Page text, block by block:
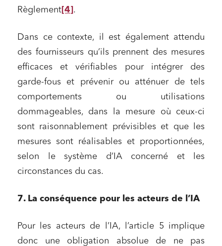
Règlement[4] .
Dans ce contexte, il est également attendu
des fournisseurs qu’ils prennent des mesures
efficaces et vérifiables pour intégrer des
garde-fous et prévenir ou atténuer de tels
comportements ou utilisations
dommageables, dans la mesure où ceux-ci
sont raisonnablement prévisibles et que les
mesures sont réalisables et proportionnées,
selon le système d’IA concerné et les
circonstances du cas.
7. La conséquence pour les acteurs de l’IA
Pour les acteurs de l’IA, l’article 5 implique
donc une obligation absolue de ne pas